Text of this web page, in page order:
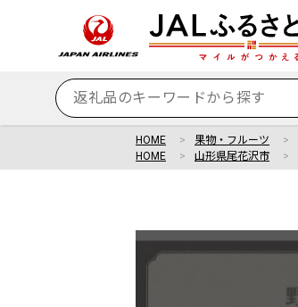
HOME 果物・フルーツ
HOME
山形県尾花沢市